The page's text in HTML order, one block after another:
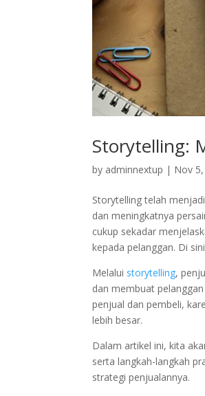
Storytelling:
by adminnextup | Nov
Storytelling telah
dan meningkatnya
cukup sekadar
kepada pelanggan. Di
Melalui storytelling,
dan membuat
penjual dan pembeli,
lebih besar.
Dalam artikel ini, kita
serta langkah-langkah
strategi penjualannya.